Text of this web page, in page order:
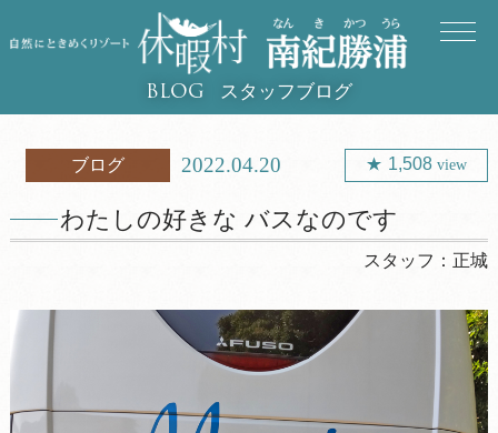
BLOG スタッフブログ
ブログ 2022.04.20 1,508view
わたしの好きな バスなのです
スタッフ： 正城